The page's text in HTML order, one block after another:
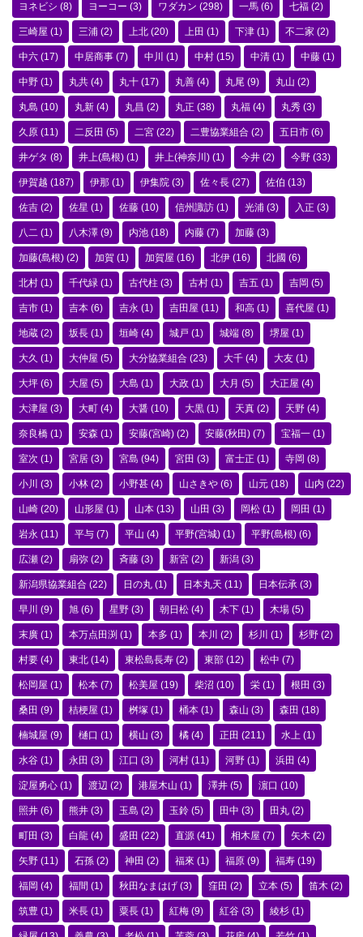
ヨネビシ (8) ヨーコー (3) ワダカン (298) 一馬 (6) 七福 (2)
三崎屋 (1) 三浦 (2) 上北 (20) 上田 (1) 下津 (1) 不二家 (2)
中六 (17) 中居商事 (7) 中川 (1) 中村 (15) 中清 (1) 中藤 (1)
中野 (1) 丸共 (4) 丸十 (17) 丸善 (4) 丸尾 (9) 丸山 (2)
丸島 (10) 丸新 (4) 丸昌 (2) 丸正 (38) 丸福 (4) 丸秀 (3)
久原 (11) 二反田 (5) 二宮 (22) 二豊協業組合 (2) 五日市 (6)
井ゲタ (8) 井上(島根) (1) 井上(神奈川) (1) 今井 (2) 今野 (33)
伊賀越 (187) 伊那 (1) 伊集院 (3) 佐々長 (27) 佐伯 (13)
佐吉 (2) 佐星 (1) 佐藤 (10) 信州諏訪 (1) 光浦 (3) 入正 (3)
八二 (1) 八木澤 (9) 内池 (18) 内藤 (7) 加藤 (3)
加藤(島根) (2) 加賀 (1) 加賀屋 (16) 北伊 (16) 北國 (6)
北村 (1) 千代緑 (1) 古代柱 (3) 古村 (1) 吉五 (1) 吉岡 (5)
吉市 (1) 吉本 (6) 吉永 (1) 吉田屋 (11) 和高 (1) 喜代屋 (1)
地蔵 (2) 坂長 (1) 垣崎 (4) 城戸 (1) 城端 (8) 堺屋 (1)
大久 (1) 大仲屋 (5) 大分協業組合 (23) 大千 (4) 大友 (1)
大坪 (6) 大屋 (5) 大島 (1) 大政 (1) 大月 (5) 大正屋 (4)
大津屋 (3) 大町 (4) 大醤 (10) 大黒 (1) 天真 (2) 天野 (4)
奈良橋 (1) 安森 (1) 安藤(宮崎) (2) 安藤(秋田) (7) 宝福一 (1)
室次 (1) 宮居 (3) 宮島 (94) 宮田 (3) 富士正 (1) 寺岡 (8)
小川 (3) 小林 (2) 小野甚 (4) 山さきや (6) 山元 (18) 山内 (22)
山崎 (20) 山形屋 (1) 山本 (13) 山田 (3) 岡松 (1) 岡田 (1)
岩永 (11) 平与 (7) 平山 (4) 平野(宮城) (1) 平野(島根) (6)
広瀬 (2) 扇弥 (2) 斉藤 (3) 新宮 (2) 新潟 (3)
新潟県協業組合 (22) 日の丸 (1) 日本丸天 (11) 日本伝承 (3)
早川 (9) 旭 (6) 星野 (3) 朝日松 (4) 木下 (1) 木場 (5)
末廣 (1) 本万点田渕 (1) 本多 (1) 本川 (2) 杉川 (1) 杉野 (2)
村要 (4) 東北 (14) 東松島長寿 (2) 東部 (12) 松中 (7)
松岡屋 (1) 松本 (7) 松美屋 (19) 柴沼 (10) 栄 (1) 根田 (3)
桑田 (9) 桔梗屋 (1) 桝塚 (1) 桶本 (1) 森山 (3) 森田 (18)
楠城屋 (9) 樋口 (1) 横山 (3) 橘 (4) 正田 (211) 水上 (1)
水谷 (1) 永田 (3) 江口 (3) 河村 (11) 河野 (1) 浜田 (4)
淀屋勇心 (1) 渡辺 (2) 港屋木山 (1) 澤井 (5) 濵口 (10)
照井 (6) 熊井 (3) 玉島 (2) 玉鈴 (5) 田中 (3) 田丸 (2)
町田 (3) 白龍 (4) 盛田 (22) 直源 (41) 相木屋 (7) 矢木 (2)
矢野 (11) 石孫 (2) 神田 (2) 福來 (1) 福原 (9) 福寿 (19)
福岡 (4) 福間 (1) 秋田なまはげ (3) 窪田 (2) 立本 (5) 笛木 (2)
筑豊 (1) 米長 (1) 粟長 (1) 紅梅 (9) 紅谷 (3) 綾杉 (1)